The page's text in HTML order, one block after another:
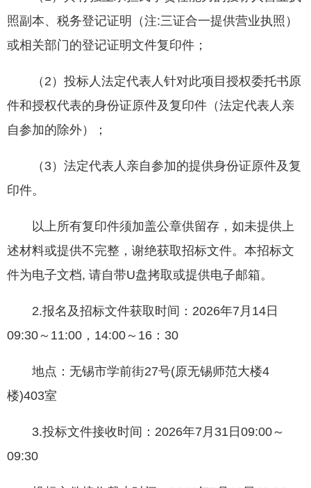
照副本、税务登记证明（注:三证合一提供营业执照）
或相关部门的登记证明文件复印件；
（2）投标人法定代表人针对此项目授权委托书原
件和授权代表的身份证原件及复印件（法定代表人亲
自参加的除外）；
（3）法定代表人亲自参加的提供身份证原件及复
印件。
以上所有复印件须加盖公章供留存，如未提供上
述材料或提供不完整，谢绝获取招标文件。本招标文
件为电子文档, 请自带U盘拷取或提供电子邮箱。
2.报名及招标文件获取时间：2026年7月14日
09:30～11:00，14:00～16：30
地点：无锡市学前街27号(原无锡师范大楼4
楼)403室
3.投标文件接收时间：2026年7月31日09:00～
09:30